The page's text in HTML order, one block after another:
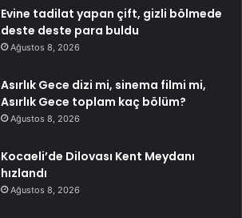
Evine tadilat yapan çift, gizli bölmede
deste deste para buldu
Ağustos 8, 2026
Asırlık Gece dizi mi, sinema filmi mi,
Asırlık Gece toplam kaç bölüm?
Ağustos 8, 2026
Kocaeli’de Dilovası Kent Meydanı
hızlandı
Ağustos 8, 2026